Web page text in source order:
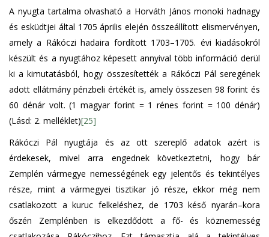
A nyugta tartalma olvasható a Horváth János monoki hadnagy
és esküdtjei által 1705 április elején összeállított elismervényen,
amely a Rákóczi hadaira fordított 1703–1705. évi kiadásokról
készült és a nyugtához képesett annyival több információ derül
ki a kimutatásból, hogy összesítették a Rákóczi Pál seregének
adott ellátmány pénzbeli értékét is, amely összesen 98 forint és
60 dénár volt. (1 magyar forint = 1 rénes forint = 100 dénár)
(Lásd: 2. melléklet)[25]
Rákóczi Pál nyugtája és az ott szereplő adatok azért is
érdekesek, mivel arra engednek következtetni, hogy bár
Zemplén vármegye nemességének egy jelentős és tekintélyes
része, mint a vármegyei tisztikar jó része, ekkor még nem
csatlakozott a kuruc felkeléshez, de 1703 késő nyarán–kora
őszén Zemplénben is elkezdődött a fő- és köznemesség